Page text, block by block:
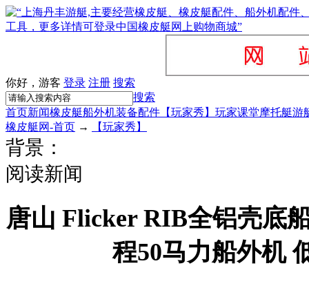
你好，游客 登录 注册 搜索
搜索
首页新闻橡皮艇船外机装备配件 【玩家秀】 玩家课堂摩托艇游
橡皮艇网-首页 → 【玩家秀】
背景：
阅读新闻
唐山 Flicker RIB全铝壳底
程50马力船外机